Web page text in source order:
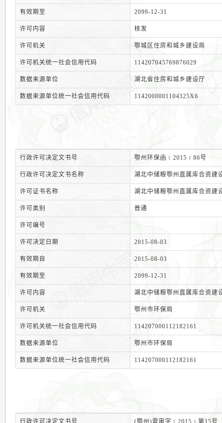
有效期至 2099-12-31
许可内容 核发
许可机关 鄂城区住房和城乡建设局
许可机关统一社会信用代码 114207045769876029
数据来源单位 湖北省住房和城乡建设厅
数据来源单位统一社会信用代码 1142000001104325X6
行政许可决定文书号 鄂州环保函﹝2015﹞86号
行政许可决定文书名称 湖北中储粮鄂州直属库合资建
许可证书名称 湖北中储粮鄂州直属库合资建
许可类别 普通
许可编号
许可决定日期 2015-08-03
有效期自 2015-08-03
有效期至 2099-12-31
许可内容 湖北中储粮鄂州直属库合资建
许可机关 鄂州市环保局
许可机关统一社会信用代码 114207000112182161
数据来源单位 鄂州市环保局
数据来源单位统一社会信用代码 114207000112182161
行政许可决定文书号 (鄂州)雷审字﹝2015﹞第15号